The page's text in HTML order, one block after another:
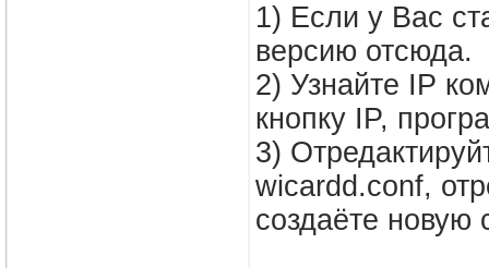
1) Если у Вас
версию отсюда.
2) Узнайте IP
кнопку IP,
3)
wicardd.conf,
создаёте новую